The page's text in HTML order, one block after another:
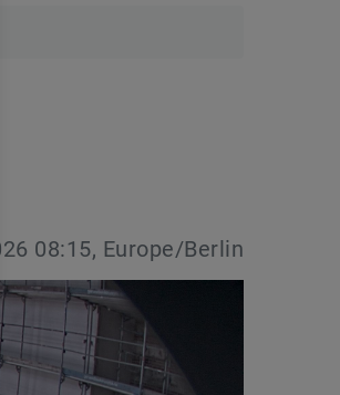
08:15, Europe/Berlin